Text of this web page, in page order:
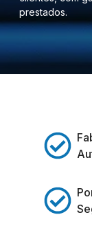
prestados.